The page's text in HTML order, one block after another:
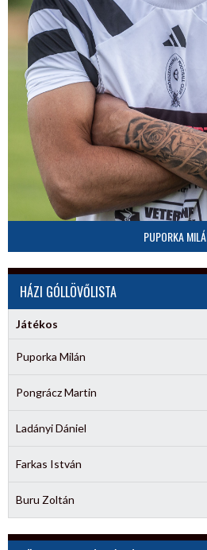
PUPORKA
HÁZI GÓLLÖVŐLISTA
Játékos
Puporka Milán
Pongrácz Martin
Ladányi Dániel
Farkas István
Buru Zoltán